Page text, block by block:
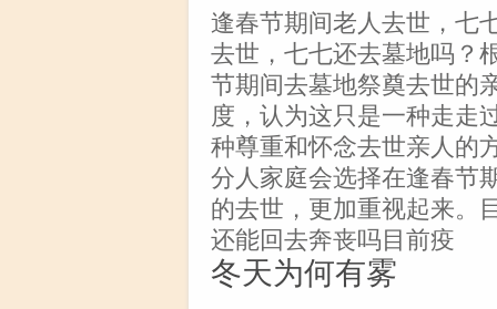
逢春节期间老人去世，七
去世，七七还去墓地吗？
节期间去墓地祭奠去世的
度，认为这只是一种走走
种尊重和怀念去世亲人的
分人家庭会选择在逢春节
的去世，更加重视起来。
还能回去奔丧吗目前疫
冬天为何有雾